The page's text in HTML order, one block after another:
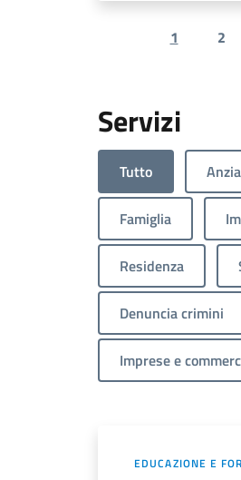
Previous page
1 2
Servizi
Tutto
Famiglia
Residenza
Denuncia crimini
Imprese e
EDUCAZIONE E